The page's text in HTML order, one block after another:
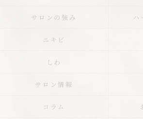
サロンの強み
ニキビ
しわ
サロン情報
コラム